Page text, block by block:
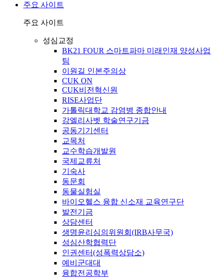
주요 사이트
주요 사이트
성심교정
BK21 FOUR 스마트파마 미래인재 양성사업
팀
이원길 인본주의상
CUK ON
CUK비전혁신원
RISE사업단
가톨릭대학교 감염병 종합안내
강엘리사벳 학술연구기금
공동기기센터
교목처
교수학습개발원
국제교류처
기숙사
동문회
동물실험실
바이오헬스 융합 신소재 교육연구단
발전기금
상담센터
생명윤리심의위원회(IRB사무국)
성심산학협력단
인권센터(성폭력상담소)
예비군대대
융합전공학부